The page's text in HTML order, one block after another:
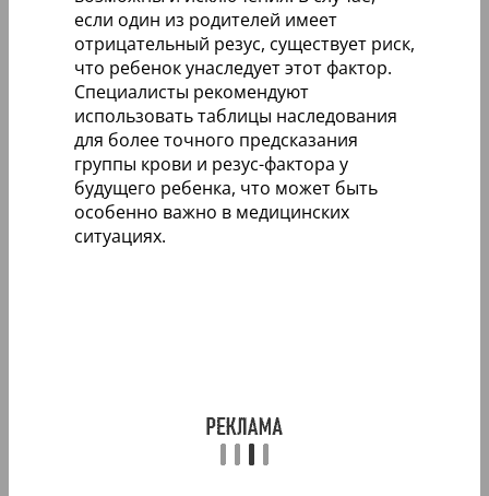
если один из родителей имеет
отрицательный резус, существует риск,
что ребенок унаследует этот фактор.
Специалисты рекомендуют
использовать таблицы наследования
для более точного предсказания
группы крови и резус-фактора у
будущего ребенка, что может быть
особенно важно в медицинских
ситуациях.